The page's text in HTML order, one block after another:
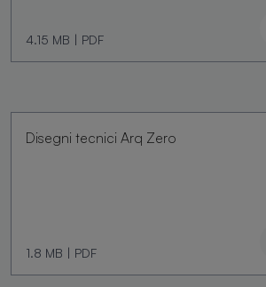
4.15 MB | PDF
Disegni tecnici Arq Zero
1.8 MB | PDF